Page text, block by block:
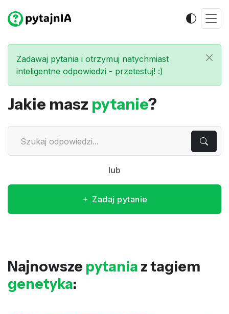
Zadawaj pytania i otrzymuj natychmiast
inteligentne odpowiedzi - przetestuj! :)
Jakie masz pytanie?
lub
Zadaj pytanie
Najnowsze pytania z tagiem
genetyka: